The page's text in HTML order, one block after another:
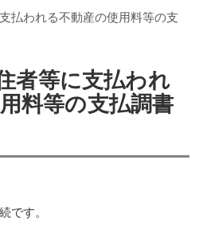
払われる不動産の使用料等の支
等に支払われ
料等の支払調書
です。